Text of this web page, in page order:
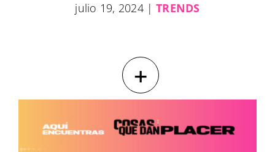
julio 19, 2024 | TRENDS
+